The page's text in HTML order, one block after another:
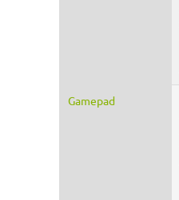
Gamepad